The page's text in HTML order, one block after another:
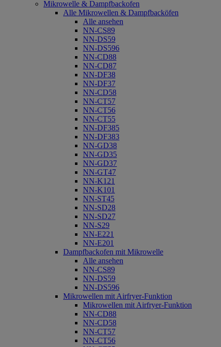
Mikrowelle & Dampfbackofen
Alle Mikrowellen & Dampfbacköfen
Alle ansehen
NN-CS89
NN-DS59
NN-DS596
NN-CD88
NN-CD87
NN-DF38
NN-DF37
NN-CD58
NN-CT57
NN-CT56
NN-CT55
NN-DF385
NN-DF383
NN-GD38
NN-GD35
NN-GD37
NN-GT47
NN-K121
NN-K101
NN-ST45
NN-SD28
NN-SD27
NN-S29
NN-E221
NN-E201
Dampfbackofen mit Mikrowelle
Alle ansehen
NN-CS89
NN-DS59
NN-DS596
Mikrowellen mit Airfryer-Funktion
Mikrowellen mit Airfryer-Funktion
NN-CD88
NN-CD58
NN-CT57
NN-CT56